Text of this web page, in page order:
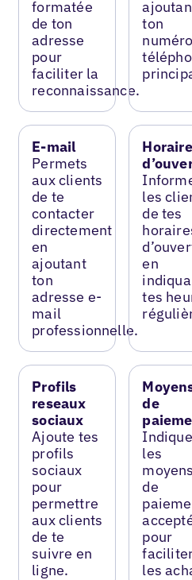
formatée
de ton
adresse
pour
faciliter la
reconnaissance.
ton
E-mail
Permets
aux clients
de te
contacter
directement
en
ajoutant
ton
adresse e-
mail
professionnelle.
les
de tes
en
tes
Profils
reseaux
sociaux
Ajoute tes
profils
sociaux
pour
permettre
aux clients
de te
suivre en
ligne.
de
Indique
les
moyens
de
pour
les